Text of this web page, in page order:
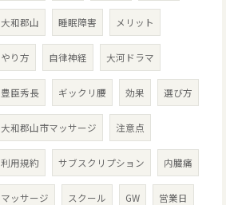
大和郡山 睡眠障害 メリット
やり方 自律神経 大河ドラマ
豊臣秀長 ギックリ腰 効果 選び方
大和郡山市マッサージ 注意点
利用規約 サブスクリプション 内臓痛
マッサージ スクール GW 営業日